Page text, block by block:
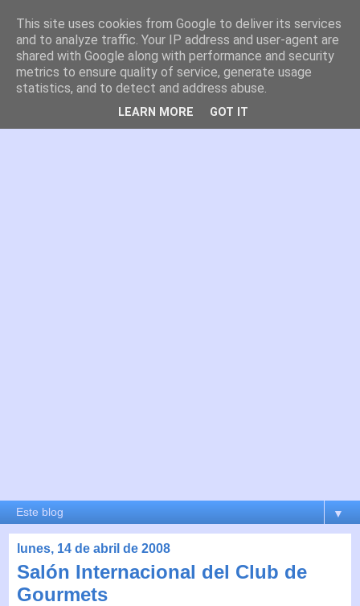
es por madrid
El blog de Madrid y su actualidad, proyectos, transporte,
movilidad, arquitectura, participación, medio ambiente,
educación, empleo, ...
▼
lunes, 14 de abril de 2008
Salón Internacional del Club de
Gourmets
This site uses cookies from Google to deliver its services
and to analyze traffic. Your IP address and user-agent are
shared with Google along with performance and security
metrics to ensure quality of service, generate usage
statistics, and to detect and address abuse.
LEARN MORE GOT IT